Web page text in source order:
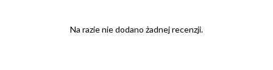
Na razie nie dodano żadnej recenzji.